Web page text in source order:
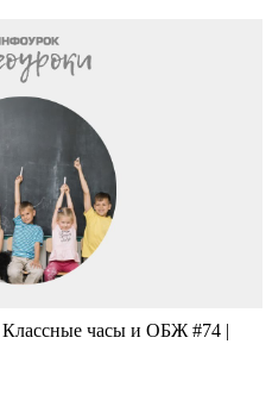
Классные часы и ОБЖ #74 |